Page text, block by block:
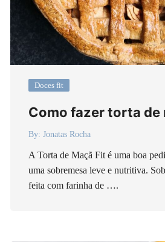
Doces fit
Como fazer torta de
By: Jonatas Rocha
A Torta de Maçã Fit é uma boa
uma sobremesa leve e nutritiva.
feita com farinha de ….